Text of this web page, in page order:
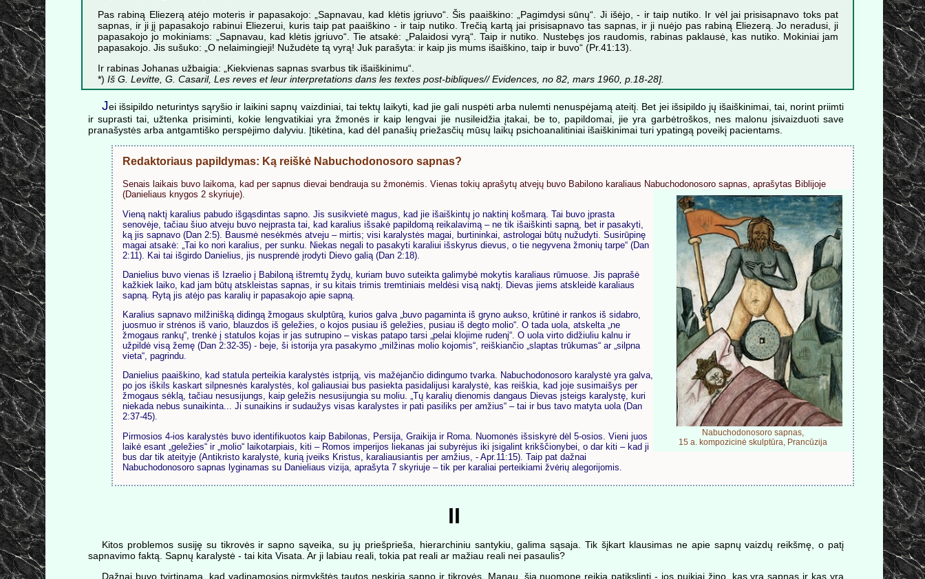
Pas rabiną Eliezerą atėjo moteris ir papasakojo: „Sapnavau, kad klėtis įgriuvo“. Šis paaiškino: „Pagimdysi sūnų“. Ji išėjo, - ir taip nutiko. Ir vėl jai prisisapnavo toks pat
sapnas, ir ji jį papasakojo rabinui Eliezerui, kuris taip pat paaiškino - ir taip nutiko. Trečią kartą jai prisisapnavo tas sapnas, ir ji nuėjo pas rabiną Eliezerą. Jo neradusi, ji
papasakojo jo mokiniams: „Sapnavau, kad klėtis įgriuvo“. Tie atsakė: „Palaidosi vyrą“. Taip ir nutiko. Nustebęs jos raudomis, rabinas paklausė, kas nutiko. Mokiniai jam
papasakojo. Jis sušuko: „O nelaimingieji! Nužudėte tą vyrą! Juk parašyta: ir kaip jis mums išaiškino, taip ir buvo“ (Pr.41:13).
Ir rabinas Johanas užbaigia: „Kiekvienas sapnas svarbus tik išaiškinimu“.
*) Iš G. Levitte, G. Casaril, Les reves et leur interpretations dans les textes post-bibliques// Evidences, no 82, mars 1960, p.18-28].
Jei išsipildo neturintys sąryšio ir laikini sapnų vaizdiniai, tai tektų laikyti, kad jie gali nuspėti arba nulemti nenuspėjamą ateitį. Bet jei išsipildo jų išaiškinimai, tai, norint priimti
ir suprasti tai, užtenka prisiminti, kokie lengvatikiai yra žmonės ir kaip lengvai jie nusileidžia įtakai, be to, papildomai, jie yra garbėtroškos, nes malonu įsivaizduoti save
pranašystės arba antgamtiško perspėjimo dalyviu. Įtikėtina, kad dėl panašių priežasčių mūsų laikų psichoanalitiniai išaiškinimai turi ypatingą poveikį pacientams.
Redaktoriaus papildymas: Ką reiškė Nabuchodonosoro sapnas?
Senais laikais buvo laikoma, kad per sapnus dievai bendrauja su žmonėmis. Vienas tokių aprašytų atvejų buvo Babilono karaliaus Nabuchodonosoro sapnas, aprašytas Biblijoje
(Danieliaus knygos 2 skyriuje).
Nabuchodonosoro sapnas,
15 a. kompozicinė skulptūra, Prancūzija
Vieną naktį karalius pabudo išgąsdintas sapno. Jis susikvietė magus, kad jie išaiškintų jo naktinį košmarą. Tai buvo įprasta
senovėje, tačiau šiuo atveju buvo neįprasta tai, kad karalius išsakė papildomą reikalavimą – ne tik išaiškinti sapną, bet ir pasakyti,
ką jis sapnavo (Dan 2:5). Bausmė nesėkmės atveju – mirtis; visi karalystės magai, burtininkai, astrologai būtų nužudyti. Susirūpinę
magai atsakė: „Tai ko nori karalius, per sunku. Niekas negali to pasakyti karaliui išskyrus dievus, o tie negyvena žmonių tarpe“ (Dan
2:11). Kai tai išgirdo Danielius, jis nusprendė įrodyti Dievo galią (Dan 2:18).
Danielius buvo vienas iš Izraelio į Babiloną ištremtų žydų, kuriam buvo suteikta galimybė mokytis karaliaus rūmuose. Jis paprašė
kažkiek laiko, kad jam būtų atskleistas sapnas, ir su kitais trimis tremtiniais meldėsi visą naktį. Dievas jiems atskleidė karaliaus
sapną. Rytą jis atėjo pas karalių ir papasakojo apie sapną.
Karalius sapnavo milžinišką didingą žmogaus skulptūrą, kurios galva „buvo pagaminta iš gryno aukso, krūtinė ir rankos iš sidabro,
juosmuo ir strėnos iš vario, blauzdos iš geležies, o kojos pusiau iš geležies, pusiau iš degto molio“. O tada uola, atskelta „ne
žmogaus rankų“, trenkė į statulos kojas ir jas sutrupino – viskas patapo tarsi „pelai klojime rudenį“. O uola virto didžiuliu kalnu ir
užpildė visą žemę (Dan 2:32-35) - beje, ši istorija yra pasakymo „milžinas molio kojomis“, reiškiančio „slaptas trūkumas“ ar „silpna
vieta“, pagrindu.
Danielius paaiškino, kad statula perteikia karalystės istpriją, vis mažėjančio didingumo tvarka. Nabuchodonosoro karalystė yra galva,
po jos iškils kaskart silpnesnės karalystės, kol galiausiai bus pasiekta pasidalijusi karalystė, kas reiškia, kad joje susimaišys per
žmogaus sėklą, tačiau nesusijungs, kaip geležis nesusijungia su moliu. „Tų karalių dienomis dangaus Dievas įsteigs karalystę, kuri
niekada nebus sunaikinta... Ji sunaikins ir sudaužys visas karalystes ir pati pasiliks per amžius“ – tai ir bus tavo matyta uola (Dan
2:37-45).
Pirmosios 4-ios karalystės buvo identifikuotos kaip Babilonas, Persija, Graikija ir Roma. Nuomonės išsiskyrė dėl 5-osios. Vieni juos
laikė esant „geležies“ ir „molio“ laikotarpiais, kiti – Romos imperijos liekanas jai subyrėjus iki įsigalint krikščionybei, o dar kiti – kad ji
bus dar tik ateityje (Antikristo karalystė, kurią įveiks Kristus, karaliausiantis per amžius, - Apr.11:15). Taip pat dažnai
Nabuchodonosoro sapnas lyginamas su Danieliaus vizija, aprašyta 7 skyriuje – tik per karaliai perteikiami žvėrių alegorijomis.
II
Kitos problemos susiję su tikrovės ir sapno sąveika, su jų priešprieša, hierarchiniu santykiu, galima sąsaja. Tik šįkart klausimas ne apie sapnų vaizdų reikšmę, o patį
sapnavimo faktą. Sapnų karalystė - tai kita Visata. Ar ji labiau reali, tokia pat reali ar mažiau reali nei pasaulis?
Dažnai buvo tvirtinama, kad vadinamosios pirmykštės tautos neskiria sapno ir tikrovės. Manau, šią nuomonę reikia patikslinti - jos puikiai žino, kas yra sapnas ir kas yra